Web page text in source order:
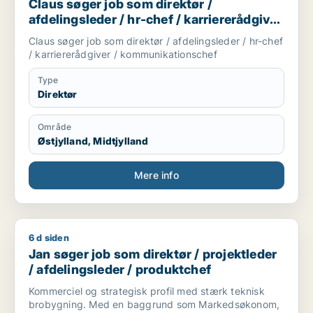
Claus søger job som direktør /
afdelingsleder / hr-chef / karriererådgiver
/ kommunikationschef
Claus søger job som direktør / afdelingsleder / hr-chef
/ karriererådgiver / kommunikationschef
Type
Direktør
Område
Østjylland, Midtjylland
Mere info
Jan søger job som direktør / projektleder / afdelingsleder /
6 d siden
Jan søger job som direktør / projektleder
/ afdelingsleder / produktchef
Kommerciel og strategisk profil med stærk teknisk
brobygning. Med en baggrund som Markedsøkonom,